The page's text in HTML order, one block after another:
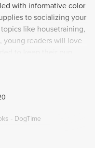
with informative color
to socializing your
like housetraining,
young readers will love
any young dog-lover's
- DogTime